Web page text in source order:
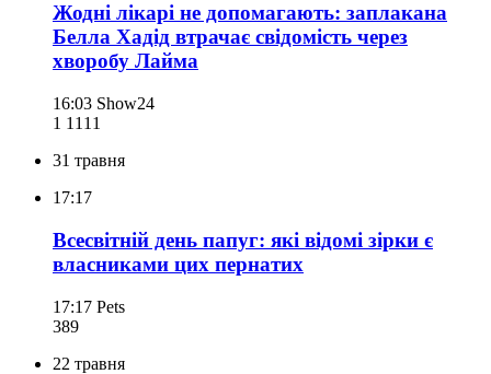
Жодні лікарі не допомагають: заплакана
Белла Хадід втрачає свідомість через
хворобу Лайма
16:03 Show24
1 111 1
31 травня
17:17
Всесвітній день папуг: які відомі зірки є
власниками цих пернатих
17:17 Pets
389
22 травня